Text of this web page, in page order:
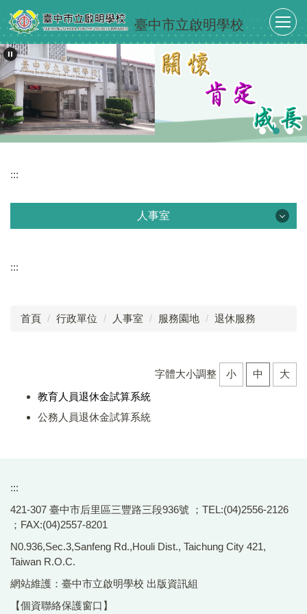
跳
到
主
要
內
容
區
臺中市立啟明學校
:::
人事室
分層負責明細表
法令規章
差勤系統
甄選專區
性別主流化
:::
首頁 行政單位 人事室 服務園地 退休服務
字體大小調整 小 中
大
教育人員退休金試算系統
公務人員退休金試算系統
:::
421-307 臺中市后里區三豐路三段936號 ；TEL:(04)2556-2126
；FAX:(04)2557-8201
N0.936,Sec.3,Sanfeng Rd.,Houli Dist., Taichung City 421,
Taiwan R.O.C.
網站維護：臺中市立啟明學校 出版資訊組
【個資聯絡保護窗口】